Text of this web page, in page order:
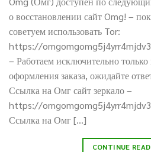
о восстановлении сайт Omg! –
советуем использовать Tor:
https://
– Работаем исключительно
оформления заказа, ожидайте
Ссылка на Омг сайт зеркало –
https://
Ссылка на Омг […]
CONTINUE